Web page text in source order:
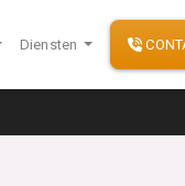
Diensten